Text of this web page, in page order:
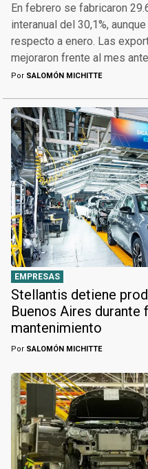
En febrero se fabricaron
interanual del 30,1%,
respecto a enero. Las
mejoraron frente al mes
Por SALOMÓN MICHITTE
EMPRESAS
Stellantis detiene
Buenos Aires durante
mantenimiento
Por SALOMÓN MICHITTE